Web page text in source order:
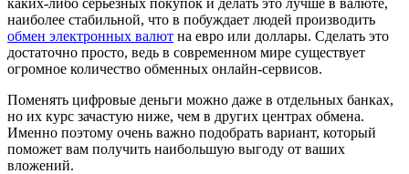
наиболее стабильной, что в побуждает людей производить
обмен электронных валют на евро или доллары. Сделать это
достаточно просто, ведь в современном мире существует
огромное количество обменных онлайн-сервисов.
Поменять цифровые деньги можно даже в отдельных банках,
но их курс зачастую ниже, чем в других центрах обмена.
Именно поэтому очень важно подобрать вариант, который
поможет вам получить наибольшую выгоду от ваших
вложений.